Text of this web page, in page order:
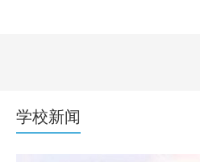
学校新闻